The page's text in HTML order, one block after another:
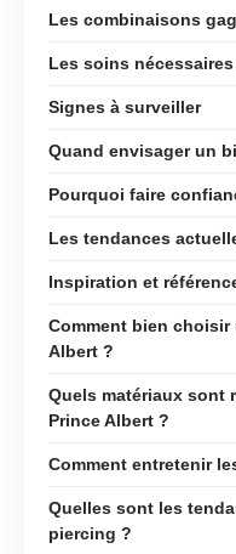
Les combinaisons
Les soins
Signes à surveiller
Quand envisager un
Pourquoi faire
Les tendances
Inspiration et
Comment bien
Albert ?
Quels matériaux sont
Prince Albert ?
Comment entretenir
Quelles sont les
piercing ?